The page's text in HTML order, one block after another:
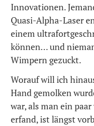
Innovationen.
Quasi-Alpha-Laser
einem
können… und
Wimpern gezuckt.
Worauf will ich
Hand gemolken
war, als man ein
erfand, ist längst